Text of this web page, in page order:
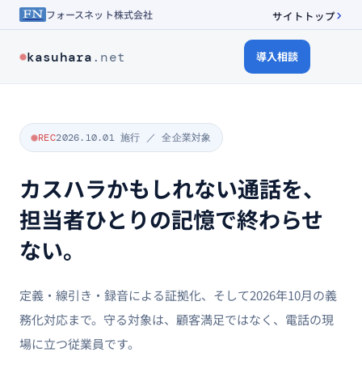
フォースネット株式会社 サイトトップ
kasuhara.net 導入相談
REC2026.10.01 施行 ／ 全企業対象
カスハラかもしれない通話を、
担当者ひとりの記憶で終わらせ
ない。
定義・線引き・録音による証拠化、そして2026年10月の義
務化対応まで。守る対象は、顧客満足ではなく、電話の現
場に立つ従業員です。